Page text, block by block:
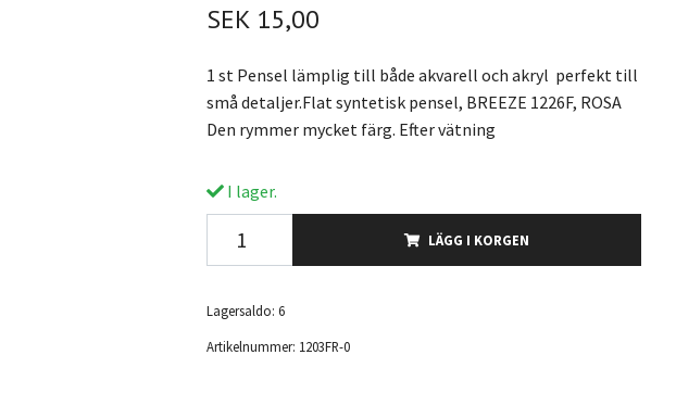
SEK 15,00
1 st Pensel lämplig till både akvarell och akryl perfekt till
små detaljer.Flat syntetisk pensel, BREEZE 1226F, ROSA
Den rymmer mycket färg. Efter vätning
I lager.
LÄGG I KORGEN
Lagersaldo: 6
Artikelnummer: 1203FR-0